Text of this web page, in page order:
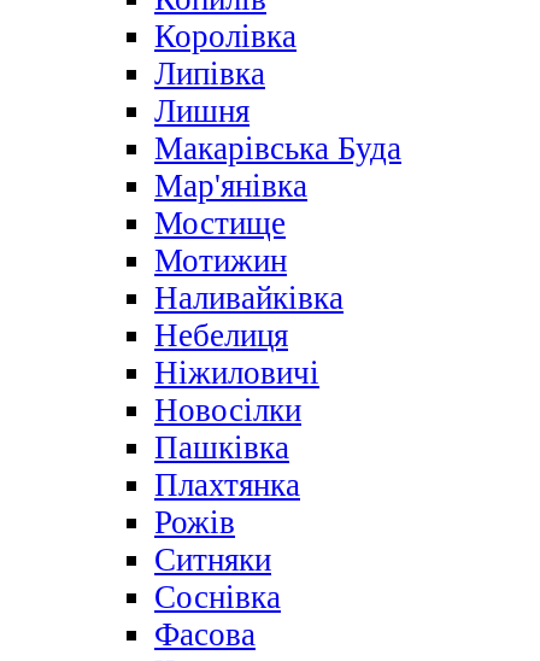
Королівка
Липівка
Лишня
Макарівська Буда
Мар'янівка
Мостище
Мотижин
Наливайківка
Небелиця
Ніжиловичі
Новосілки
Пашківка
Плахтянка
Рожів
Ситняки
Соснівка
Фасова